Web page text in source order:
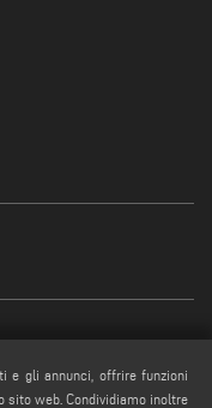
e gli annunci, offrire funzioni
sito web. Condividiamo inoltre